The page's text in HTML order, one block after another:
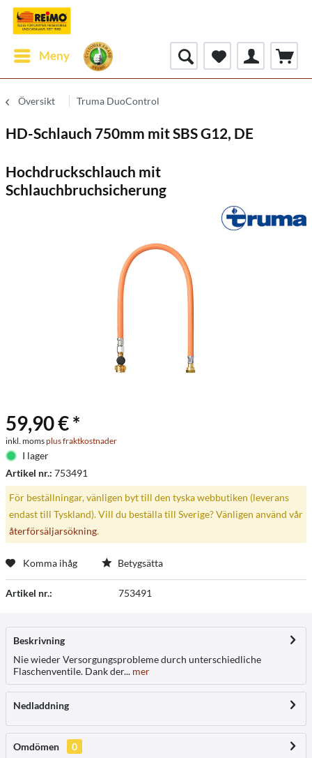
Meny
Översikt Truma DuoControl
HD-Schlauch 750mm mit SBS G12, DE
Hochdruckschlauch mit
Schlauchbruchsicherung
59,90 € *
inkl. momsplus fraktkostnader
I lager
Artikel nr.: 753491
För beställningar, vänligen byt till den tyska webbutiken (leverans
endast till Tyskland). Vill du beställa till Sverige? Vänligen använd vår
återförsäljarsökning.
Komma ihåg Betygsätta
Artikel nr.: 753491
Beskrivning
Nie wieder Versorgungsprobleme durch unterschiedliche
Flaschenventile. Dank der... mer
Nedladdning
Omdömen
0